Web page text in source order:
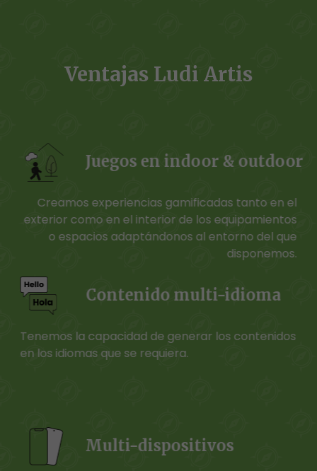
Ventajas Ludi Artis
Juegos en indoor & outdoor
Creamos experiencias gamificadas tanto en el
exterior como en el interior de los equipamientos
o espacios adaptándonos al entorno del que
disponemos.
Contenido multi-idioma
Tenemos la capacidad de generar los contenidos
en los idiomas que se requiera.
Multi-dispositivos